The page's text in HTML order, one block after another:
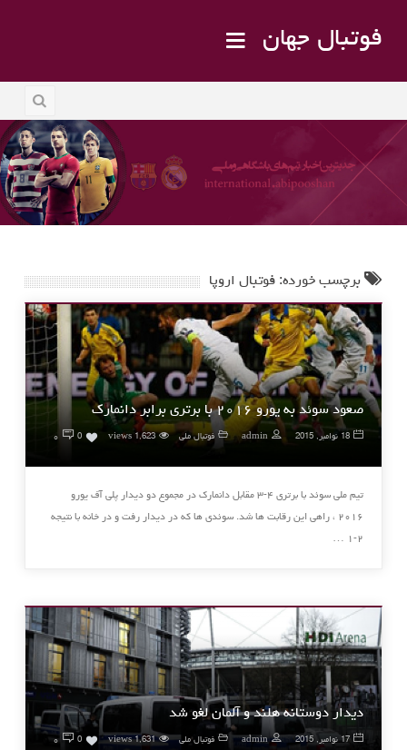
فوتبال جهان
برچسب خورده: فوتبال اروپا
صعود سوئد به یورو ۲۰۱۶ با برتری برابر دانمارک
18 نوامبر, 2015 admin فوتبال ملی 1,623 views
0 ۰
تیم ملی سوئد با برتری ۴-۳ مقابل دانمارک ‏در مجموع دو دیدار پلی آف یورو
۲۰۱۶ ، راهی این رقابت ها شد.‏ سوئدی ها که در دیدار رفت و در خانه با نتیجه
۲-۱ …
دیدار دوستانه هلند و آلمان لغو شد
17 نوامبر, 2015 admin فوتبال ملی 1,631 views
0 ۰